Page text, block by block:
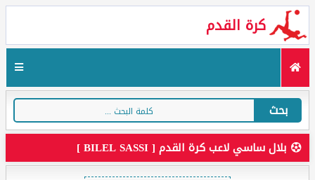
كرة القدم
بحث
بلال ساسي لاعب كرة القدم [ BILEL SASSI ]